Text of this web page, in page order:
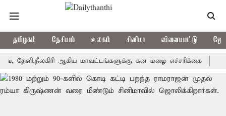
தமிழகம் தேசியம் உலகம் சினிமா விளையாட்டு
ஆகிய மாவட்டங்களுக்கு கன மழை எச்சரிக்கை